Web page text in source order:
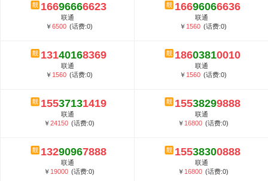
16696666623
联通
￥6500 (话费:0)
16696066636
联通
￥ 1560 (话费:0)
13140168369
联通
￥ 1560 (话费:0)
18603810010
联通
￥ 1560 (话费:0)
15537131419
联通
￥24150 (话费:0)
15538299888
联通
￥ 16800 (话费:0)
13290967888
联通
￥ 19000 (话费:0)
15538300888
联通
￥ 16800 (话费:0)